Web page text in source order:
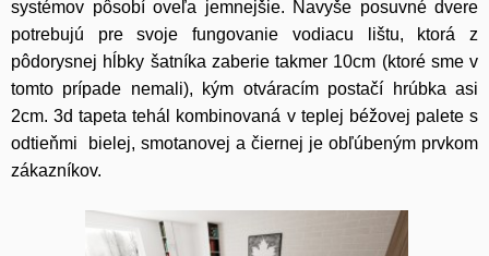
systémov pôsobí oveľa jemnejšie. Navyše posuvné dvere
potrebujú pre svoje fungovanie vodiacu lištu, ktorá z
pôdorysnej hĺbky šatníka zaberie takmer 10cm (ktoré sme v
tomto prípade nemali), kým otváracím postačí hrúbka asi
2cm. 3d tapeta tehál kombinovaná v teplej béžovej palete s
odtieňmi bielej, smotanovej a čiernej je obľúbeným prvkom
zákazníkov.